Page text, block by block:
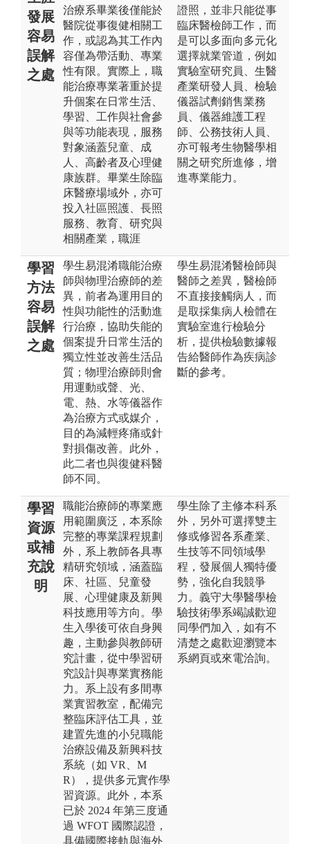
發展
容易
誤解
之處
治療系畢業後僅能於
醫院從事復健相關工
作，或認為其工作內
容僅為帶活動、專業
性有限。實際上，職
能治療專業著重於提
升個案在日常生活、
學習、工作與社會參
與等功能表現，服務
對象涵蓋兒童、成
人、高齡者及心理健
康族群。畢業生除臨
床醫療場域外，亦可
投入社區照護、長照
服務、教育、研究與
相關產業，職涯
證照，並非只能從事
臨床醫檢師工作，而
是可以多面向多元化
選擇就業管道，例如
實驗室研究員、生醫
產業研發人員、檢驗
儀器試劑銷售業務
員、儀器維護工程
師、公務技術人員、
亦可報考生物醫學相
關之研究所進修，增
進專業能力。
學習
方法
容易
誤解
之處
學生易混淆職能治療
師與物理治療師的差
異，前者為運用目的
性與功能性的活動進
行治療，協助失能的
個案提升日常生活的
獨立性並改善生活品
質；物理治療師則會
用運動或聲、光、
電、熱、水等儀器作
為治療方式或媒介，
目的為減輕疼痛或針
對損傷改善。此外，
此二者也與復健科醫
師不同。
學生易混淆醫檢師與
醫師之差異，醫檢師
不直接接觸病人，而
是取採集病人檢體在
實驗室進行檢驗分
析，提供檢驗數據報
告給醫師作為疾病診
斷的參考。
學習
資源
或補
充說
明
職能治療師的專業應
用範圍廣泛，本系除
完整的專業課程規劃
外，系上教師各具專
精研究領域，涵蓋臨
床、社區、兒童發
展、心理健康及新興
科技應用等方向。學
生入學後可依自身興
趣，主動參與教師研
究計畫，從中學習研
究設計與專業實務能
力。系上設有多間專
業實習教室，配備完
整臨床評估工具，並
建置先進的小兒職能
治療設備及新興科技
系統（如 VR、M
R），提供多元實作學
習資源。此外，本系
已於 2024 年第三度通
過 WFOT 國際認證，
具備國際接軌與海外
學生除了主修本科系
外，另外可選擇雙主
修或修習各系產業、
生技等不同領域學
程，發展個人獨特優
勢，強化自我競爭
力。義守大學醫學檢
驗技術學系竭誠歡迎
同學們加入，如有不
清楚之處歡迎瀏覽本
系網頁或來電洽詢。